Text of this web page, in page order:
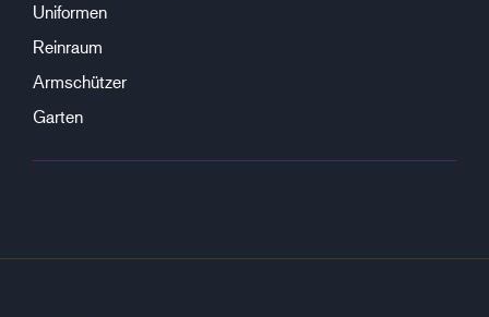
Uniformen
Reinraum
Armschützer
Garten